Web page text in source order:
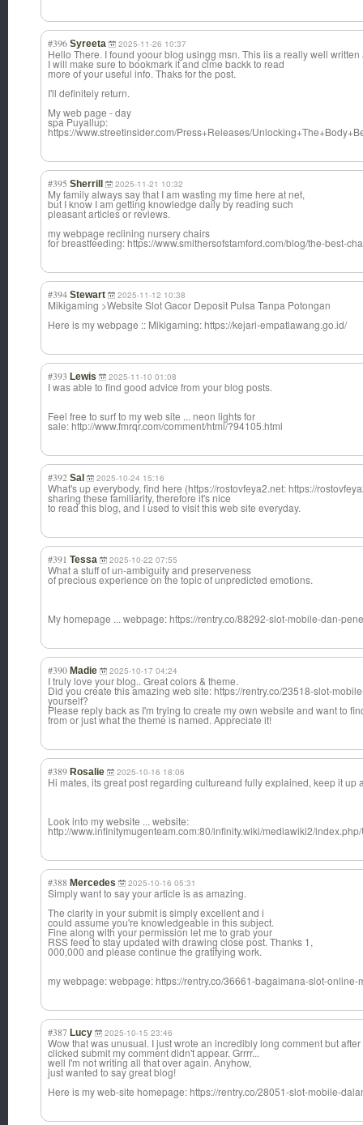
#396 Syreeta 2025-11-26 10:37
Hello There. I found yoour blog usingg msn. This iis a really well written
I will make sure to bookmark it and clme backk to read
more of your useful info. Thaks for the post.
I'll definitely return.
My web page - day
spa Puyallup:
https://www.streetinsider.com/Press+Releases/
#395 Sherrill 2025-11-21 10:32
My family always say that I am wasting my time here at net,
but I know I am getting knowledge daily by reading such
pleasant articles or reviews.
my webpage reclining nursery chairs
for breastfeeding: https://www.smithersofstamford.com/blog/the-best-
#394 Stewart 2025-11-12 10:38
Mikigaming >Website Slot Gacor Deposit Pulsa Tanpa Potongan
Here is my webpage :: Mikigaming: https://kejari-empatlawang.go.id/
#393 Lewis 2025-11-10 01:08
I was able to find good advice from your blog posts.
Feel free to surf to my web site ... neon lights for
sale: http://www.fmrqr.com/comment/html/?94105.html
#392 Sal 2025-10-24 15:16
What's up everybody, find here (https://rostovfeya2.net: https://
sharing these familiarity, therefore it's nice
to read this blog, and I used to visit this web site everyday.
#391 Tessa 2025-10-22 07:55
What a stuff of un-ambiguity and preserveness
of precious experience on the topic of unpredicted emotions.
My homepage ... webpage: https://rentry.co/88292-slot-mobile-dan-
#390 Madie 2025-10-17 04:24
I truly love your blog.. Great colors & theme.
Did you create this amazing web site: https://rentry.co/23518-slot-
yourself?
Please reply back as I'm trying to create my own website and want to
from or just what the theme is named. Appreciate it!
#389 Rosalie 2025-10-16 18:06
Hi mates, its great post regarding cultureand fully explained, keep it up
Look into my website ... website:
http://www.infinitymugenteam.com:80/infinity.wiki/mediawiki2/
#388 Mercedes 2025-10-16 05:31
Simply want to say your article is as amazing.
The clarity in your submit is simply excellent and i
could assume you're knowledgeable in this subject.
Fine along with your permission let me to grab your
RSS feed to stay updated with drawing close post. Thanks 1,
000,000 and please continue the gratifying work.
my webpage: webpage: https://rentry.co/36661-bagaimana-slot-
#387 Lucy 2025-10-15 23:46
Wow that was unusual. I just wrote an incredibly long comment but after
clicked submit my comment didn't appear. Grrrr...
well I'm not writing all that over again. Anyhow,
just wanted to say great blog!
Here is my web-site homepage: https://rentry.co/28051-slot-mobile-